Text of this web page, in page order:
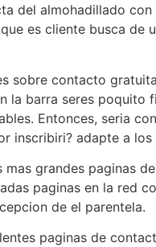
del almohadillado
es cliente busca de
sobre contacto
la barra seres
Entonces, seria
inscribiri? adapte a los
grandes paginas
paginas en la red
de el parentela.
paginas de